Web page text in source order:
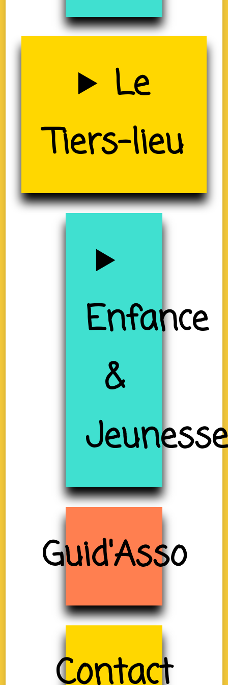
Uzerche
(19)
Le
Tiers-lieu
Enfance
&
Jeunesse
Guid'Asso
Contact